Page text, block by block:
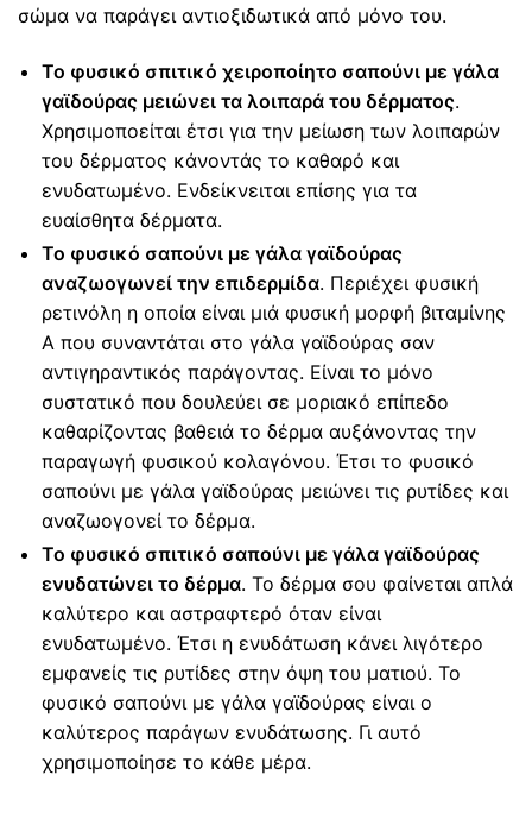
σώμα να παράγει αντιοξιδωτικά από μόνο του.
Το φυσικό σπιτικό χειροποίητο σαπούνι με γάλα
γαϊδούρας μειώνει τα λοιπαρά του δέρματος.
Χρησιμοποείται έτσι για την μείωση των λοιπαρών
του δέρματος κάνοντάς το καθαρό και
ενυδατωμένο. Ενδείκνειται επίσης για τα
ευαίσθητα δέρματα.
Το φυσικό σαπούνι με γάλα γαϊδούρας
αναζωογωνεί την επιδερμίδα. Περιέχει φυσική
ρετινόλη η οποία είναι μιά φυσική μορφή βιταμίνης
Α που συναντάται στο γάλα γαϊδούρας σαν
αντιγηραντικός παράγοντας. Είναι το μόνο
συστατικό που δουλεύει σε μοριακό επίπεδο
καθαρίζοντας βαθειά το δέρμα αυξάνοντας την
παραγωγή φυσικού κολαγόνου. Έτσι το φυσικό
σαπούνι με γάλα γαϊδούρας μειώνει τις ρυτίδες και
αναζωογονεί το δέρμα.
Το φυσικό σπιτικό σαπούνι με γάλα γαϊδούρας
ενυδατώνει το δέρμα. Το δέρμα σου φαίνεται απλά
καλύτερο και αστραφτερό όταν είναι
ενυδατωμένο. Έτσι η ενυδάτωση κάνει λιγότερο
εμφανείς τις ρυτίδες στην όψη του ματιού. Το
φυσικό σαπούνι με γάλα γαϊδούρας είναι ο
καλύτερος παράγων ενυδάτωσης. Γι αυτό
χρησιμοποίησε το κάθε μέρα.